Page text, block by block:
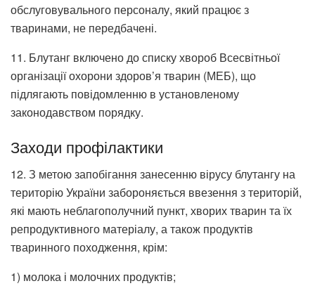
обслуговувального персоналу, який працює з
тваринами, не передбачені.
11. Блутанг включено до списку хвороб Всесвітньої
організації охорони здоров’я тварин (МЕБ), що
підлягають повідомленню в установленому
законодавством порядку.
Заходи профілактики
12. З метою запобігання занесенню вірусу блутангу на
територію України забороняється ввезення з територій,
які мають неблагополучний пункт, хворих тварин та їх
репродуктивного матеріалу, а також продуктів
тваринного походження, крім:
1) молока і молочних продуктів;